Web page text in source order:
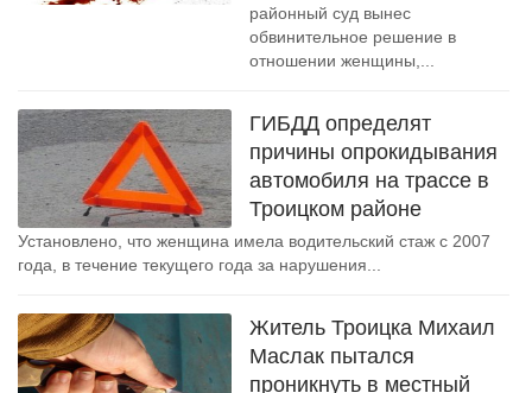
районный суд вынес
обвинительное решение в
отношении женщины,...
ГИБДД определят
причины опрокидывания
автомобиля на трассе в
Троицком районе
Установлено, что женщина имела водительский стаж с 2007
года, в течение текущего года за нарушения...
Житель Троицка Михаил
Маслак пытался
проникнуть в местный